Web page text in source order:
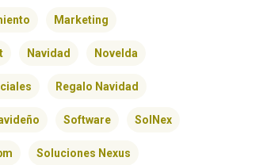
Marketing
Navidad Novelda
Regalo Navidad
Software SolNex
Soluciones Nexus